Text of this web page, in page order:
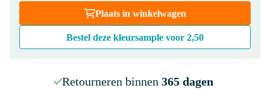
Plaats in winkelwagen
Bestel deze kleursample voor 2,50
Retourneren binnen 365 dagen